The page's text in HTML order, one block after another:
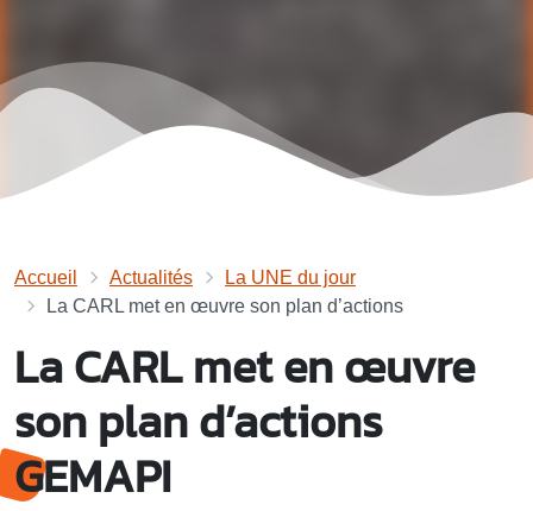
Accueil Actualités
La UNE du jour
La CARL met en œuvre son plan d’actions
La CARL met en œuvre
son plan d’actions
GEMAPI